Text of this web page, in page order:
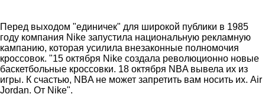
Перед выходом "единичек" для широкой публики в 1985
году компания Nike запустила национальную рекламную
кампанию, которая усилила внезаконные полномочия
кроссовок. "15 октября Nike создала революционно новые
баскетбольные кроссовки. 18 октября NBA вывела их из
игры. К счастью, NBA не может запретить вам носить их. Air
Jordan. От Nike".